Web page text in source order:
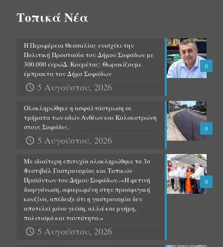
Τοπικά Νέα
0
Η Περιφέρεια Θεσσαλίας ενισχύει την
Πολιτική Προστασία του Δήμου Σοφάδων με
300.000 ευρώΔ. Κουρέτας: Θωρακίζουμε
έμπρακτα τον Δήμο Σοφάδων
5 Αυγούστου, 2026
0
Ολοκληρώθηκε η ασφαλτόστρωση σε
τμήματα των οδών Ανθέων και Κολοκοτρώνη
στους Σοφάδες.
5 Αυγούστου, 2026
0
Με ιδιαίτερη επιτυχία ολοκληρώθηκε το 3ο
Φεστιβάλ Γαστρονομίας και Τοπικών
Προϊόντων του Δήμου Σοφάδων.-«Η φετινή
διοργάνωση, αφιερωμένη στην προσφυγική
κουζίνα, απέδειξε ότι η γαστρονομία δεν
αποτελεί μόνο γεύση, αλλά και μνήμη,
πολιτισμό και ταυτότητα.»
5 Αυγούστου, 2026